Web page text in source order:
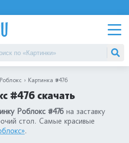
Роблокс Картинка #476
#476 скачать
Роблокс #476 на заставку
стол. Самые красивые
.